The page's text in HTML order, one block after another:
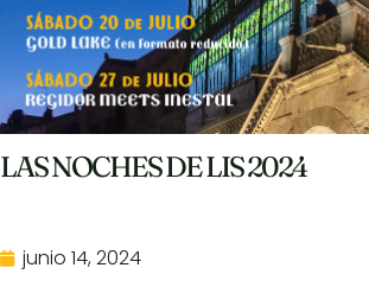
LAS NOCHES DE LIS 2024
junio 14, 2024